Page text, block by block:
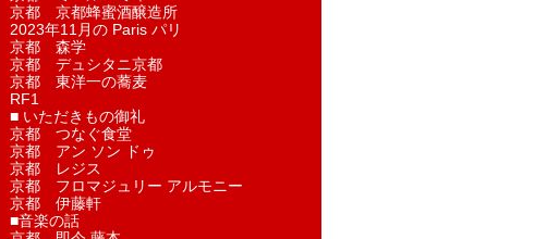
京都 京都蜂蜜酒醸造所
2023年11月の Paris パリ
京都 森学
京都 デュシタニ京都
京都 東洋一の蕎麦
RF1
■ いただきもの御礼
京都 つなぐ食堂
京都 アン ソン ドゥ
京都 レジス
京都 フロマジュリー アルモニー
京都 伊藤軒
■音楽の話